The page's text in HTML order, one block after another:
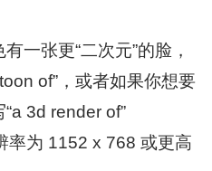
一张更“二次元”的脸，
of”，或者如果你想要
3d render of”
率为 1152 x 768 或更高